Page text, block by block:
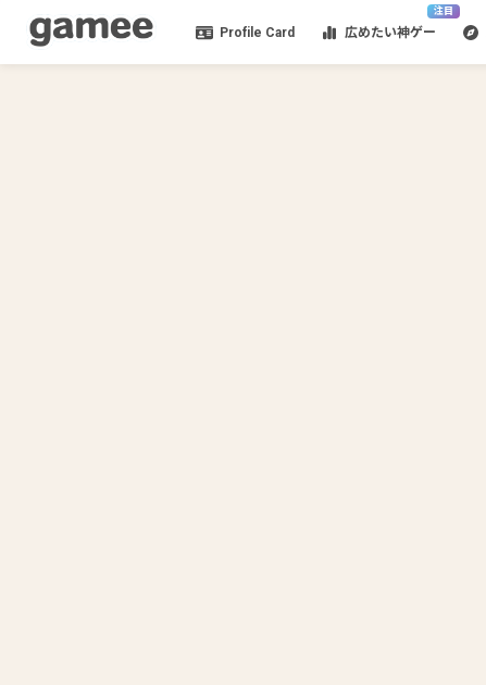
Profile Card
注目
広めたい神ゲー